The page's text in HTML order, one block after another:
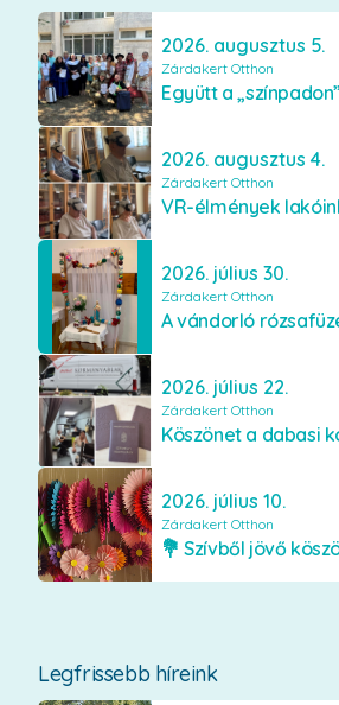
2026. augusztus 5.
Zárdakert Otthon
2026. augusztus 4.
Zárdakert Otthon
VR-élmények
2026. július 30.
Zárdakert Otthon
2026. július 22.
Zárdakert Otthon
2026. július 10.
Zárdakert Otthon
Legfrissebb híreink